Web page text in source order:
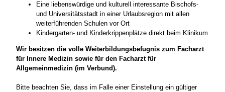
Eine liebenswürdige und kulturell interessante Bischofs-
und Universitätsstadt in einer Urlaubsregion mit allen
weiterführenden Schulen vor Ort
Kindergarten- und Kinderkrippenplätze direkt beim Klinikum
Wir besitzen die volle Weiterbildungsbefugnis zum Facharzt
für Innere Medizin sowie für den Facharzt für
Allgemeinmedizin (im Verbund).
Bitte beachten Sie, dass im Falle einer Einstellung ein gültiger